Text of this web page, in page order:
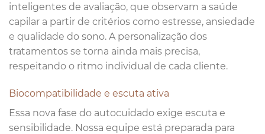
inteligentes de avaliação, que observam a saúde
capilar a partir de critérios como estresse, ansiedade
e qualidade do sono. A personalização dos
tratamentos se torna ainda mais precisa,
respeitando o ritmo individual de cada cliente.
Biocompatibilidade e escuta ativa
Essa nova fase do autocuidado exige escuta e
sensibilidade. Nossa equipe está preparada para